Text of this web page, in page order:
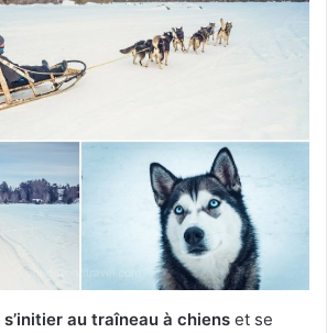
s’initier au traîneau à chiens et se